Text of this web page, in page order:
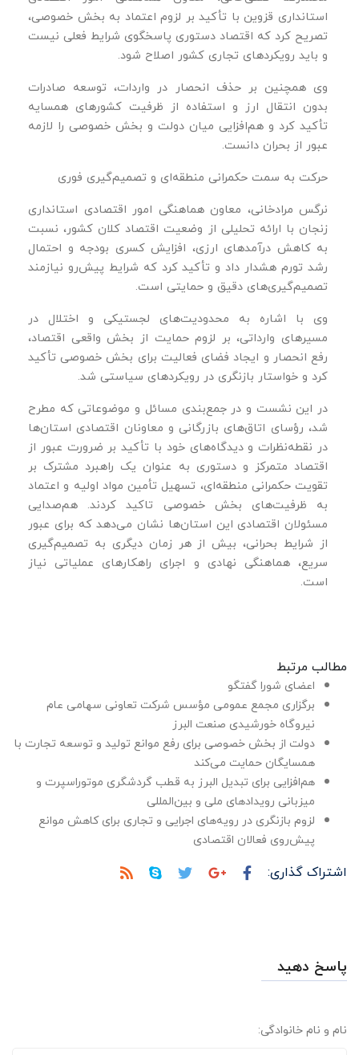
استانداری قزوین با تأکید بر لزوم اعتماد به بخش خصوصی،
تصریح کرد که اقتصاد دستوری پاسخگوی شرایط فعلی نیست
و باید رویکردهای تجاری کشور اصلاح شود.
وی همچنین بر حذف انحصار در واردات، توسعه صادرات
بدون انتقال ارز و استفاده از ظرفیت کشورهای همسایه
تأکید کرد و هم‌افزایی میان دولت و بخش خصوصی را لازمه
عبور از بحران دانست.
حرکت به سمت حکمرانی منطقه‌ای و تصمیم‌گیری فوری
نرگس مرادخانی، معاون هماهنگی امور اقتصادی استانداری
زنجان با ارائه تحلیلی از وضعیت اقتصاد کلان کشور، نسبت
به کاهش درآمدهای ارزی، افزایش کسری بودجه و احتمال
رشد تورم هشدار داد و تأکید کرد که شرایط پیش‌رو نیازمند
تصمیم‌گیری‌های دقیق و حمایتی است.
وی با اشاره به محدودیت‌های لجستیکی و اختلال در
مسیرهای وارداتی، بر لزوم حمایت از بخش واقعی اقتصاد،
رفع انحصار و ایجاد فضای فعالیت برای بخش خصوصی تأکید
کرد و خواستار بازنگری در رویکردهای سیاستی شد.
در این نشست و در جمع‌بندی مسائل و موضوعاتی که مطرح
شد، رؤسای اتاق‌های بازرگانی و معاونان اقتصادی استان‌ها
در نقطه‌نظرات و دیدگاه‌های خود با تأکید بر ضرورت عبور از
اقتصاد متمرکز و دستوری به عنوان یک راهبرد مشترک بر
تقویت حکمرانی منطقه‌ای، تسهیل تأمین مواد اولیه و اعتماد
به ظرفیت‌های بخش خصوصی تاکید کردند. هم‌صدایی
مسئولان اقتصادی این استان‌ها نشان می‌دهد که برای عبور
از شرایط بحرانی، بیش از هر زمان دیگری به تصمیم‌گیری
سریع، هماهنگی نهادی و اجرای راهکارهای عملیاتی نیاز
است.
مطالب مرتبط
اعضای شورا گفتگو
برگزاری مجمع عمومی مؤسس شرکت تعاونی سهامی عام
نیروگاه خورشیدی صنعت البرز
دولت از بخش خصوصی برای رفع موانع تولید و توسعه تجارت با
همسایگان حمایت می‌کند
هم‌افزایی برای تبدیل البرز به قطب گردشگری موتوراسپرت و
میزبانی رویدادهای ملی و بین‌المللی
لزوم بازنگری در رویه‌های اجرایی و تجاری برای کاهش موانع
پیش‌روی فعالان اقتصادی
اشتراک گذاری:
پاسخ دهید
نام و نام خانوادگی: